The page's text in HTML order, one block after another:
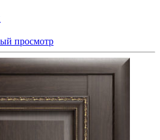
просмотр